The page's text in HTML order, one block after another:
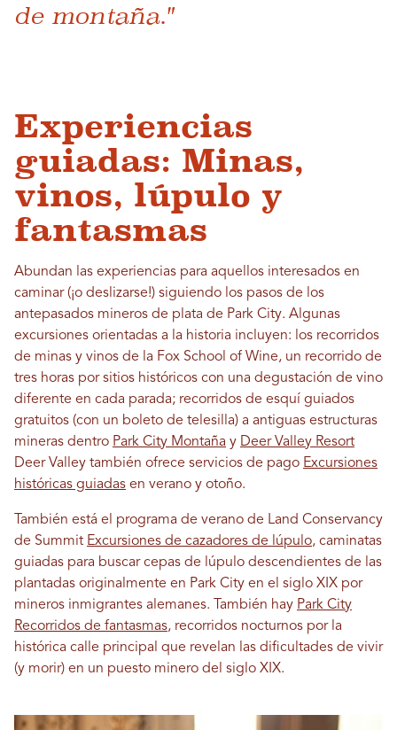
de montaña."
Experiencias
guiadas: Minas,
vinos, lúpulo y
fantasmas
Abundan las experiencias para aquellos interesados ​​en
caminar (¡o deslizarse!) siguiendo los pasos de los
antepasados ​​mineros de plata de Park City. Algunas
excursiones orientadas a la historia incluyen: los recorridos
de minas y vinos de la Fox School of Wine, un recorrido de
tres horas por sitios históricos con una degustación de vino
diferente en cada parada; recorridos de esquí guiados
gratuitos (con un boleto de telesilla) a antiguas estructuras
mineras dentro Park City Montaña y Deer Valley Resort
Deer Valley también ofrece servicios de pago Excursiones
históricas guiadas en verano y otoño.
También está el programa de verano de Land Conservancy
de Summit Excursiones de cazadores de lúpulo, caminatas
guiadas para buscar cepas de lúpulo descendientes de las
plantadas originalmente en Park City en el siglo XIX por
mineros inmigrantes alemanes. También hay Park City
Recorridos de fantasmas, recorridos nocturnos por la
histórica calle principal que revelan las dificultades de vivir
(y morir) en un puesto minero del siglo XIX.